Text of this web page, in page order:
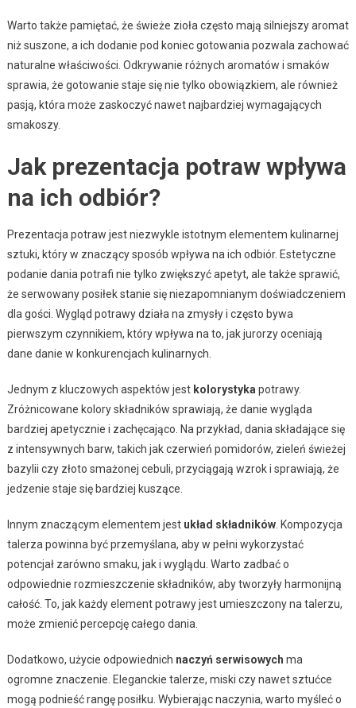
Warto także pamiętać, że świeże zioła często mają silniejszy aromat
niż suszone, a ich dodanie pod koniec gotowania pozwala zachować
naturalne właściwości. Odkrywanie różnych aromatów i smaków
sprawia, że gotowanie staje się nie tylko obowiązkiem, ale również
pasją, która może zaskoczyć nawet najbardziej wymagających
smakoszy.
Jak prezentacja potraw wpływa
na ich odbiór?
Prezentacja potraw jest niezwykle istotnym elementem kulinarnej
sztuki, który w znaczący sposób wpływa na ich odbiór. Estetyczne
podanie dania potrafi nie tylko zwiększyć apetyt, ale także sprawić,
że serwowany posiłek stanie się niezapomnianym doświadczeniem
dla gości. Wygląd potrawy działa na zmysły i często bywa
pierwszym czynnikiem, który wpływa na to, jak jurorzy oceniają
dane danie w konkurencjach kulinarnych.
Jednym z kluczowych aspektów jest kolorystyka potrawy.
Zróżnicowane kolory składników sprawiają, że danie wygląda
bardziej apetycznie i zachęcająco. Na przykład, dania składające się
z intensywnych barw, takich jak czerwień pomidorów, zieleń świeżej
bazylii czy złoto smażonej cebuli, przyciągają wzrok i sprawiają, że
jedzenie staje się bardziej kuszące.
Innym znaczącym elementem jest układ składników. Kompozycja
talerza powinna być przemyślana, aby w pełni wykorzystać
potencjał zarówno smaku, jak i wyglądu. Warto zadbać o
odpowiednie rozmieszczenie składników, aby tworzyły harmonijną
całość. To, jak każdy element potrawy jest umieszczony na talerzu,
może zmienić percepcję całego dania.
Dodatkowo, użycie odpowiednich naczyń serwisowych ma
ogromne znaczenie. Eleganckie talerze, miski czy nawet sztućce
mogą podnieść rangę posiłku. Wybierając naczynia, warto myśleć o